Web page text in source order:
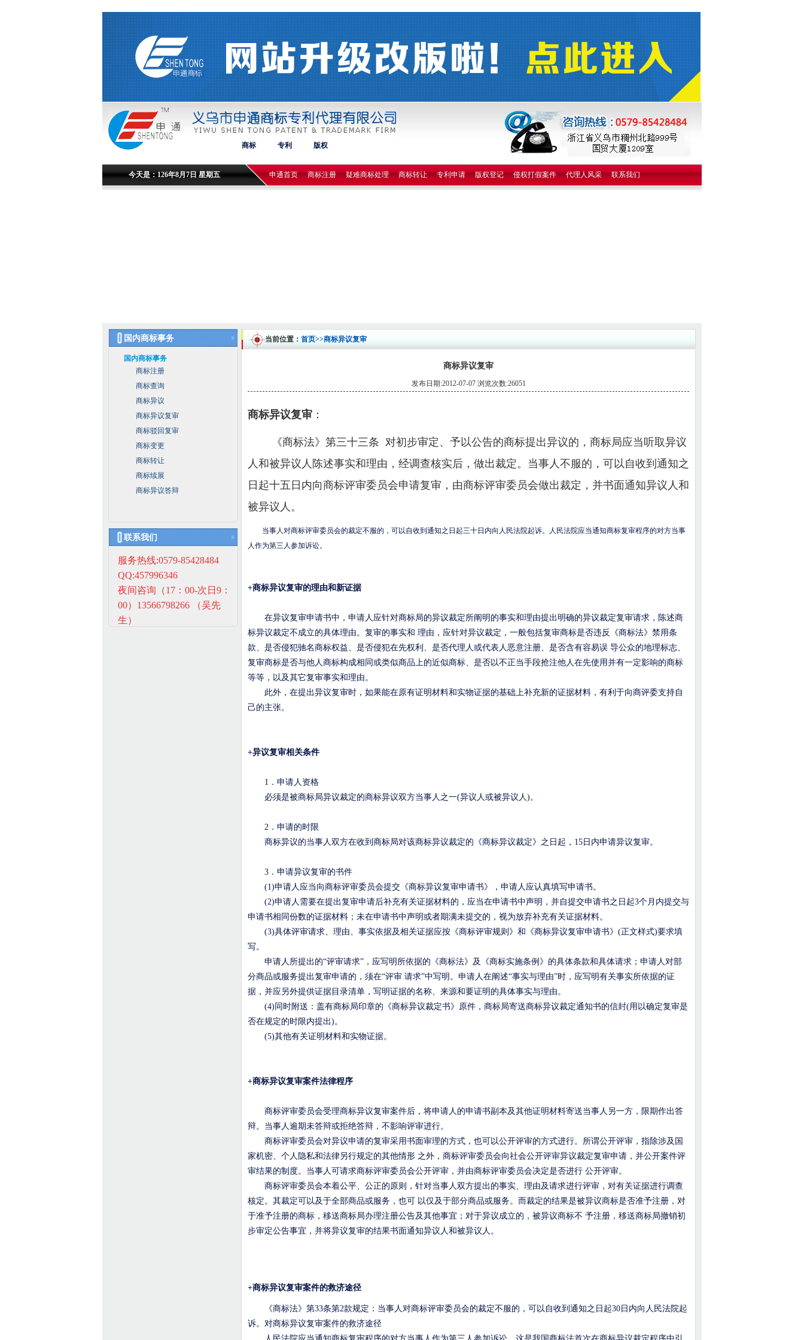
商标 专利 版权
今天是：126年8月7日 星期五 申通首页 商标注册 疑难商标处理 商标转让 专利申请 版权登记 侵权打假案件 代理人风采 联系我们
当前位置： 首页>>商标异议复审
商标异议复审
发布日期:2012-07-07 浏览次数:26051
商标异议复审 ：
《商标法》第三十三条 对初步审定、予以公告的商标提出异议的，商标局应当听取异议
人和被异议人陈述事实和理由，经调查核实后，做出裁定。当事人不服的，可以自收到通知之
日起十五日内向商标评审委员会申请复审，由商标评审委员会做出裁定，并书面通知异议人和
被异议人。
当事人对商标评审委员会的裁定不服的，可以自收到通知之日起三十日内向人民法院起诉。人民法院应当通知商标复审程序的对方当事
人作为第三人参加诉讼。
+商标异议复审的理由和新证据
在异议复审申请书中，申请人应针对商标局的异议裁定所阐明的事实和理由提出明确的异议裁定复审请求，陈述商
标异议裁定不成立的具体理由。复审的事实和 理由，应针对异议裁定，一般包括复审商标是否违反《商标法》禁用条
款、是否侵犯驰名商标权益、是否侵犯在先权利、是否代理人或代表人恶意注册、是否含有容易误 导公众的地理标志、
复审商标是否与他人商标构成相同或类似商品上的近似商标、是否以不正当手段抢注他人在先使用并有一定影响的商标
等等，以及其它复审事实和理由。
此外，在提出异议复审时，如果能在原有证明材料和实物证据的基础上补充新的证据材料，有利于向商评委支持自
己的主张。
+异议复审相关条件
1 ．申请人资格
必须是被商标局异议裁定的商标异议双方当事人之一(异议人或被异议人)。
2 ．申请的时限
商标异议的当事人双方在收到商标局对该商标异议裁定的《商标异议裁定》之日起， 15 日内申请异议复审。
3 ．申请异议复审的书件
(1)申请人应当向商标评审委员会提交《商标异议复审申请书》，申请人应认真填写申请书。
(2)申请人需要在提出复审申请后补充有关证据材料的，应当在申请书中声明，并自提交申请书之日起3个月内提交与
申请书相同份数的证据材料；未在申请书中声明或者期满未提交的，视为放弃补充有关证据材料。
(3)具体评审请求、理由、事实依据及相关证据应按《商标评审规则》和《商标异议复审申请书》 (正文样式)要求填
写。
申请人所提出的“评审请求” ，应写明所依据的《商标法》及《商标实施条例》的具体条款和具体请求；申请人对部
分商品或服务提出复审申请的，须在“评审 请求”中写明。申请人在阐述“事实与理由”时，应写明有关事实所依据的证
据，并应另外提供证据目录清单，写明证据的名称、来源和要证明的具体事实与理由。
(4) 同时附送：盖有商标局印章的《商标异议裁定书》原件，商标局寄送商标异议裁定通知书的信封(用以确定复审是
否在规定的时限内提出)。
(5)其他有关证明材料和实物证据。
+商标异议复审案件法律程序
商标评审委员会受理商标异议复审案件后，将申请人的申请书副本及其他证明材料寄送当事人另一方，限期作出答
辩。当事人逾期未答辩或拒绝答辩，不影响评审进行。
商标评审委员会对异议申请的复审采用书面审理的方式，也可以公开评审的方式进行。所谓公开评审，指除涉及国
家机密、个人隐私和法律另行规定的其他情形 之外，商标评审委员会向社会公开评审异议裁定复审申请，并公开案件评
审结果的制度。当事人可请求商标评审委员会公开评审，并由商标评审委员会决定是否进行 公开评审。
商标评审委员会本着公平、公正的原则，针对当事人双方提出的事实、理由及请求进行评审，对有关证据进行调查
核定。其裁定可以及于全部商品或服务，也可 以仅及于部分商品或服务。而裁定的结果是被异议商标是否准予注册，对
于准予注册的商标，移送商标局办理注册公告及其他事宜；对于异议成立的，被异议商标不 予注册，移送商标局撤销初
步审定公告事宜，并将异议复审的结果书面通知异议人和被异议人。
+商标异议复审案件的救济途径
《商标法》第33条第2款规定：当事人对商标评审委员会的裁定不服的，可以自收到通知之日起30 日内向人民法院起
诉。对商标异议复审案件的救济途径
国内商标事务
国内商标事务
商标注册
商标查询
商标异议
商标异议复审
商标驳回复审
商标变更
商标转让
商标续展
商标异议答辩
联系我们
服务热线:0579-85428484
QQ:457996346
夜间咨询（17：00-次日9：
00）13566798266 （吴先
生）